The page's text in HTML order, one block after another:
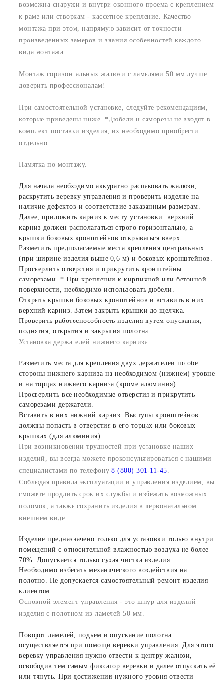
возможна снаружи и внутри оконного проема с креплением
к раме или створкам - кассетное крепление. Качество
монтажа при этом, напрямую зависит от точности
произведенных замеров и знания особенностей каждого
вида монтажа.
Монтаж горизонтальных жалюзи с ламелями 50 мм лучше
доверить профессионалам!
При самостоятельной установке, следуйте рекомендациям,
которые приведены ниже. *Дюбели и саморезы не входят в
комплект поставки изделия, их необходимо приобрести
отдельно.
Памятка по монтажу.
Для начала необходимо аккуратно распаковать жалюзи,
раскрутить веревку управления и проверить изделие на
наличие дефектов и соответствие заказанным размерам.
Далее, приложить карниз к месту установки: верхний
карниз должен располагаться строго горизонтально, а
крышки боковых кронштейнов открываться вверх.
Разметить предполагаемые места крепления центральных
(при ширине изделия выше 0,6 м) и боковых кронштейнов.
Просверлить отверстия и прикрутить кронштейны
саморезами. * При креплении к кирпичной или бетонной
поверхности, необходимо использовать дюбели.
Открыть крышки боковых кронштейнов и вставить в них
верхний карниз. Затем закрыть крышки до щелчка.
Проверить работоспособность изделия путем опускания,
поднятия, открытия и закрытия полотна.
Установка держателей нижнего карниза.
Разметить места для крепления двух держателей по обе
стороны нижнего карниза на необходимом (нижнем) уровне
и на торцах нижнего карниза (кроме алюминия).
Просверлить все необходимые отверстия и прикрутить
саморезами держатели.
Вставить в них нижний карниз. Выступы кронштейнов
должны попасть в отверстия в его торцах или боковых
крышках (для алюминия).
При возникновении трудностей при установке наших
изделий, вы всегда можете проконсультироваться с нашими
специалистами по телефону 8 (800) 301-11-45
Соблюдая правила эксплуатации и управления изделием, вы
сможете продлить срок их службы и избежать возможных
поломок, а также сохранить изделия в первоначальном
внешнем виде.
Изделие предназначено только для установки только внутри
помещений с относительной влажностью воздуха не более
70%. Допускается только сухая чистка изделия.
Необходимо избегать механического воздействия на
полотно. Не допускается самостоятельный ремонт изделия
клиентом
Основной элемент управления - это шнур для изделий
изделия с полотном из ламелей 50 мм.
Поворот ламелей, подъем и опускание полотна
осуществляется при помощи веревки управления. Для этого
веревку управления нужно отвести к центру жалюзи,
освободив тем самым фиксатор веревки и далее отпускать её
или тянуть. При достижении нужного уровня отвести